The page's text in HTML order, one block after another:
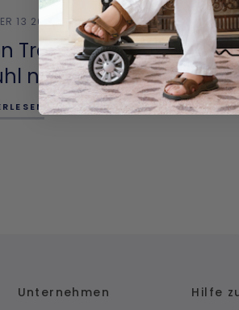
13 2024
Transportstuhl
nutzen?
Unternehmen Hilfe